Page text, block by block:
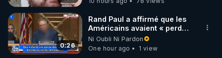
0:26
Rand Paul a affirmé que les
Américains avaient « perdu
la liberté » de décider pour
leur corps
Ni Oubli Ni Pardon
One hour ago
1 view